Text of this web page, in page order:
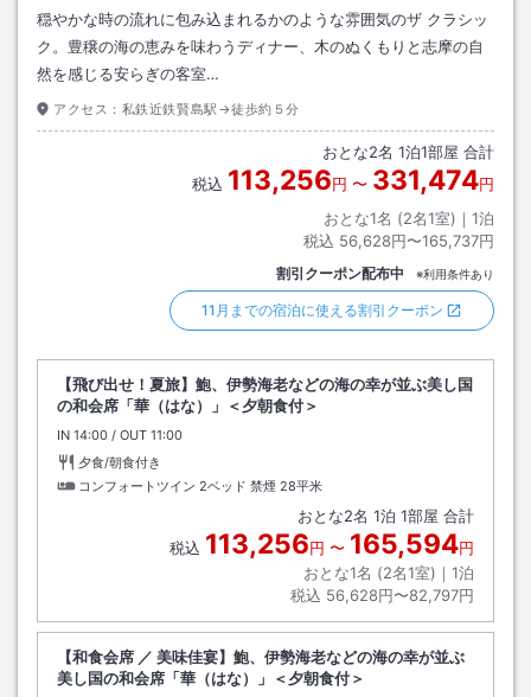
穏やかな時の流れに包み込まれるかのような雰囲気のザ クラシッ
ク。豊穣の海の恵みを味わうディナー、木のぬくもりと志摩の自
然を感じる安らぎの客室…
アクセス： 私鉄近鉄賢島駅→徒歩約５分
おとな2名 1泊1部屋 合計
税込 113,256円 〜 331,474円
おとな1名 (2名1室)｜ 1泊
税込 56,628円〜165,737円
割引クーポン配布中 ※利用条件あり
11月までの宿泊に使える割引クーポン
【飛び出せ！夏旅】鮑、伊勢海老などの海の幸が並ぶ美し国
の和会席「華（はな）」＜夕朝食付＞
IN チェックイン
14:00 / OUT チェックアウト
11:00
夕食/朝食付き
コンフォートツイン 2ベッド 禁煙 28平米
おとな2名 1泊 1部屋 合計
税込 113,256円 〜 165,594円
おとな1名 (2名1室)｜ 1泊
税込 56,628円〜82,797円
【和食会席 ／ 美味佳宴】鮑、伊勢海老などの海の幸が並ぶ
美し国の和会席「華（はな）」＜夕朝食付＞